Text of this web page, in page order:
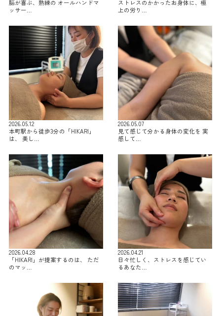
脳が喜ぶ、熟練の オールハンドマ
ッサー…
ストレスのかかったお身体に、極
上の労り…
2026.05.12
本町駅から徒歩3分の「HIKARI」
は、 美し…
2026.05.07
見て感じて分かる身体の変化を 実
感して…
2026.04.28
「HIKARI」が提案するのは、 ただ
のマッ…
2026.04.21
日々忙しく、ストレスを感じてい
るあなた…